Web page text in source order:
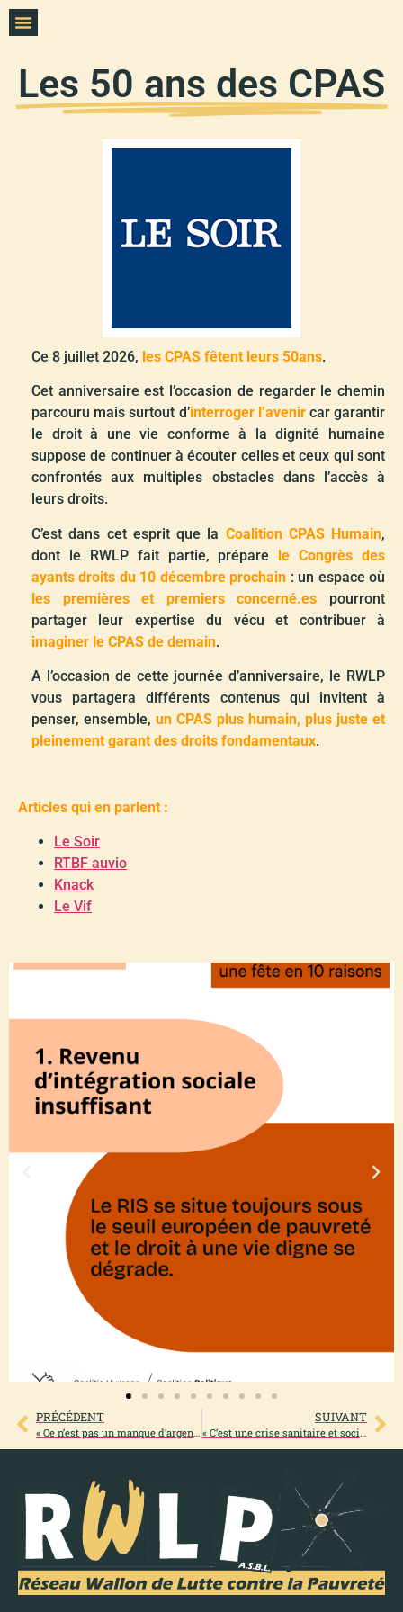
Les 50 ans des CPAS
Ce 8 juillet 2026, les CPAS fêtent leurs 50ans.
Cet anniversaire est l’occasion de regarder le chemin
parcouru mais surtout d’interroger l’avenircar garantir
le droit à une vie conforme à la dignité humaine
suppose de continuer à écouter celles et ceux qui sont
confrontés aux multiples obstacles dans l’accès à
leurs droits.
C’est dans cet esprit que la Coalition CPAS Humain,
dont le RWLP fait partie, prépare le Congrès des
ayants droits du 10 décembre prochain : un espace où
les premières et premiers concerné.es pourront
partager leur expertise du vécu et contribuer à
imaginer le CPAS de demain.
A l’occasion de cette journée d’anniversaire, le RWLP
vous partagera différents contenus qui invitent à
penser, ensemble, un CPAS plus humain, plus juste et
pleinement garant des droits fondamentaux.
Articles qui en parlent :
Le Soir
RTBF auvio
Knack
Le Vif
PRÉCÉDENT SUIVANT